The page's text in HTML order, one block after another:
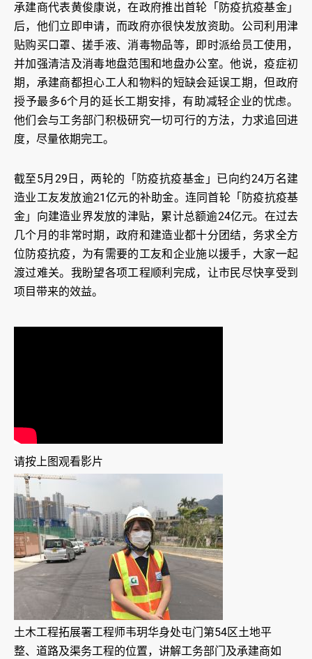
承建商代表黄俊康说，在政府推出首轮「防疫抗疫基金」
后，他们立即申请，而政府亦很快发放资助。公司利用津
贴购买口罩、搓手液、消毒物品等，即时派给员工使用，
并加强清洁及消毒地盘范围和地盘办公室。他说，疫症初
期，承建商都担心工人和物料的短缺会延误工期，但政府
授予最多6个月的延长工期安排，有助减轻企业的忧虑。
他们会与工务部门积极研究一切可行的方法，力求追回进
度，尽量依期完工。
截至5月29日，两轮的「防疫抗疫基金」已向约24万名建
造业工友发放逾21亿元的补助金。连同首轮「防疫抗疫基
金」向建造业界发放的津贴，累计总额逾24亿元。在过去
几个月的非常时期，政府和建造业都十分团结，务求全方
位防疫抗疫，为有需要的工友和企业施以援手，大家一起
渡过难关。我盼望各项工程顺利完成，让市民尽快享受到
项目带来的效益。
请按上图观看影片
土木工程拓展署工程师韦玥华身处屯门第54区土地平
整、道路及渠务工程的位置，讲解工务部门及承建商如